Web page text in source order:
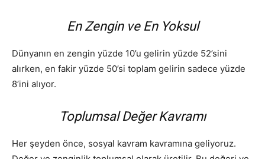
En Zengin ve En Yoksul
Dünyanın en zengin yüzde 10’u gelirin yüzde 52’sini
alırken, en fakir yüzde 50’si toplam gelirin sadece yüzde
8’ini alıyor.
Toplumsal Değer Kavramı
Her şeyden önce, sosyal kavram kavramına geliyoruz.